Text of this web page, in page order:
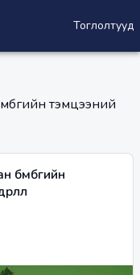
Тоглолтууд
тэмцээний